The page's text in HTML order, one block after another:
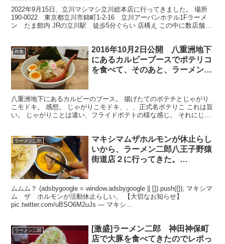
2022年9月15日、立川マシマシ立川総本店に行ってきました。 場所
190-0022 東京都立川市錦町1-2-16 立川アーバンホテル1Fラーメ
ン たま館内 JRの立川駅 徒歩5分ぐらい 店構え この中に数店舗ラ
外食
2016年10月2日公開 八重洲地下
にあるカルビーブースでポテリコ
を食べて、そのあと、ラーメンス
八重洲地下にあるカルビーのブース。 揚げたてのポテチとじゃがり
こモドキ。 感想。 じゃがりこモドキ、、、正式名ポテりこ これは旨
い。 じゃがりことは違い、フライドポテトの様な感じ。 それにじゃ
ラーメン二郎
マキシマムザホルモンが休止らし
いから、ラーメン二郎八王子野猿
街道店２に行ってきた。
ムムム？ (adsbygoogle = window.adsbygoogle || []).push({}); マキシマ
ム ザ ホルモンが活動休止らしい。 【大切なお知らせ】
pic.twitter.com/uBSO6M2uJs — マキシ...
ラーメン二郎
[激盛]ラーメン二郎 神田神保町
店で大豚を食べてきたのでレポっ